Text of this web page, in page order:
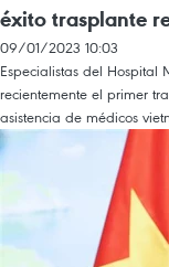
éxito trasplante
09/01/2023 10:03
Especialistas del Hospital
recientemente el primer
asistencia de médicos